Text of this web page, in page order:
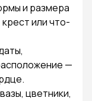
и размера
или что-
—
цветники,